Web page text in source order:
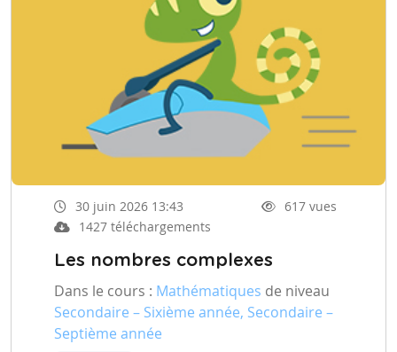
30 juin 2026 13:43
617 vues
1427 téléchargements
Les nombres complexes
Dans le cours : Mathématiques de niveau
Secondaire – Sixième année, Secondaire –
Septième année